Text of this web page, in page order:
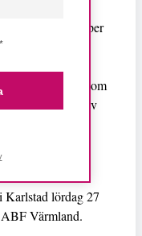
nutid med Jesper
Lecerof som kom
musikinslag av
Karlstad lördag 27
Värmland.